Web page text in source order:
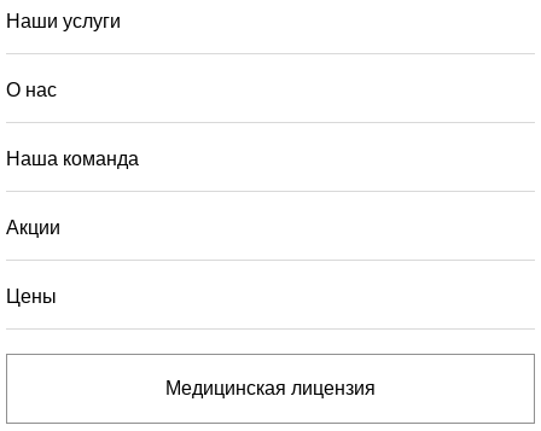
Наши услуги
О нас
Наша команда
Акции
Цены
Медицинская лицензия